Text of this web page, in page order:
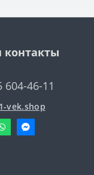
604-46-11
vek.shop